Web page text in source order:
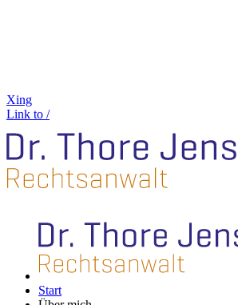
Xing
Link to /
Start